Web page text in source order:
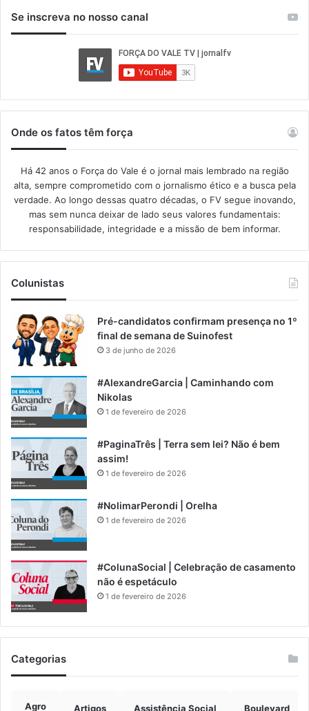
Se inscreva no nosso canal
Onde os fatos têm força
Há 42 anos o Força do Vale é o jornal mais lembrado na região
alta, sempre comprometido com o jornalismo ético e a busca pela
verdade. Ao longo dessas quatro décadas, o FV segue inovando,
mas sem nunca deixar de lado seus valores fundamentais:
responsabilidade, integridade e a missão de bem informar.​
Colunistas
Pré-candidatos confirmam presença no 1º
final de semana de Suinofest
3 de junho de 2026
#AlexandreGarcia | Caminhando com
Nikolas
1 de fevereiro de 2026
#PaginaTrês | Terra sem lei? Não é bem
assim!
1 de fevereiro de 2026
#NolimarPerondi | Orelha
1 de fevereiro de 2026
#ColunaSocial | Celebração de casamento
não é espetáculo
1 de fevereiro de 2026
Categorias
Agro Artigos Assistência Social Boulevard